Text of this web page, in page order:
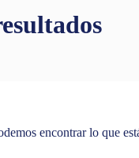
encontrar lo que